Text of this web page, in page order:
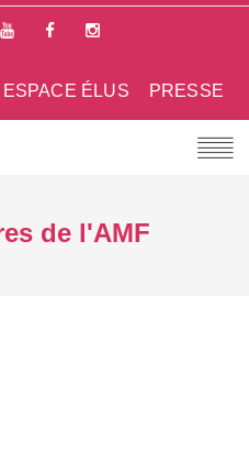
PRESSE
ESPACE ÉLUS
de l'AMF